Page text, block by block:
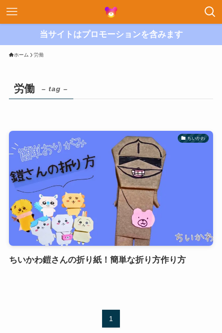
当サイトはプロモーションを含みます
ホーム 労働
労働 – tag –
ちいかわ
ちいかわ鎧さんの折り紙！簡単な折り方作り方
1